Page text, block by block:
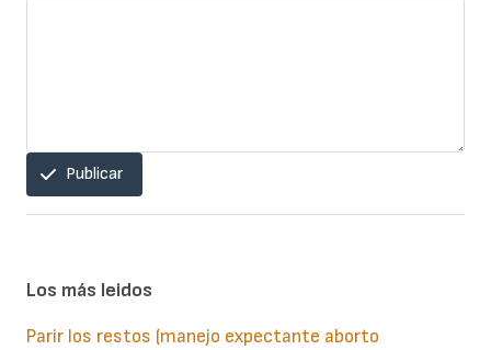
Publicar
Los más leidos
Parir los restos (manejo expectante aborto